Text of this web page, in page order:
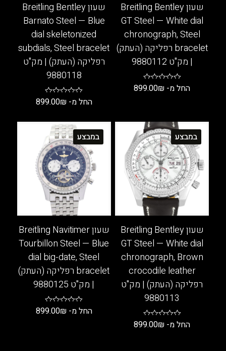
שעון Breitling Bentley
GT Steel — White dial
chronograph, Steel
bracelet רפליקה (העתק)
| מק"ט 9880112
החל מ- 899.00₪
יש
מספר
סוגים.
ניתן
לבחור
את
האפשרויות
בעמוד
המוצר
שעון Breitling Bentley
Barnato Steel — Blue
dial skeletonized
subdials, Steel bracelet
רפליקה (העתק) | מק"ט
9880118
החל מ- 899.00₪
זה
יש
מספר
סוגים.
ניתן
לבחור
את
האפשרויות
בעמוד
המוצר
במבצע
שעון Breitling Bentley
GT Steel — White dial
chronograph, Brown
crocodile leather
רפליקה (העתק) | מק"ט
9880113
החל מ- 899.00₪
במבצע
שעון Breitling Navitimer
Tourbillon Steel — Blue
dial big-date, Steel
bracelet רפליקה (העתק)
| מק"ט 9880125
החל מ- 899.00₪